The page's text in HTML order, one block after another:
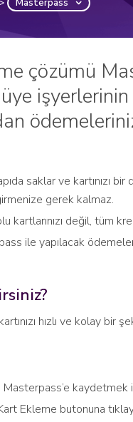
Masterpass
çözümü
saklar ve kartınızı
gerek kalmaz.
değil, tüm
ile yapılacak
hızlı ve kolay bir
kaydetmek
Ekleme butonuna